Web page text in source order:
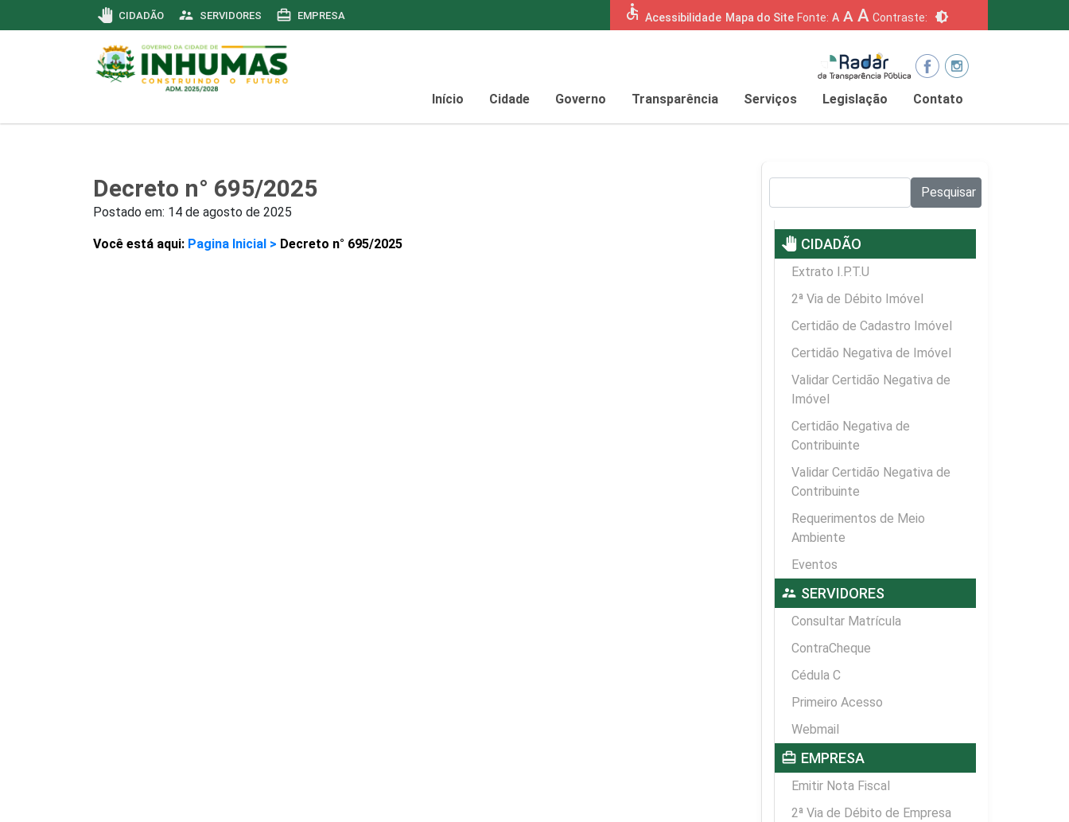
pan_tool CIDADÃO supervisor_account SERVIDORES card_travel EMPRESA accessible Acessibilidade Mapa do Site Fonte: A A A Contraste: brightness_6
Início Cidade Governo Transparência Serviços Legislação Contato
Decreto n° 695/2025
Postado em: 14 de agosto de 2025
Você está aqui: Pagina Inicial > Decreto n° 695/2025
Pesquisar
pan_tool CIDADÃO
Extrato I.P.T.U
2ª Via de Débito Imóvel
Certidão de Cadastro Imóvel
Certidão Negativa de Imóvel
Validar Certidão Negativa de
Imóvel
Certidão Negativa de
Contribuinte
Validar Certidão Negativa de
Contribuinte
Requerimentos de Meio
Ambiente
Eventos
supervisor_account SERVIDORES
Consultar Matrícula
ContraCheque
Cédula C
Primeiro Acesso
Webmail
card_travel EMPRESA
Emitir Nota Fiscal
2ª Via de Débito de Empresa